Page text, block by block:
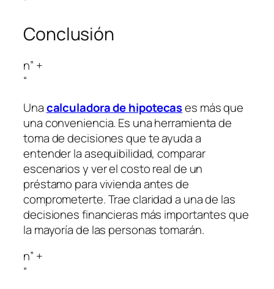
Conclusión
n” +
“
Unacalculadora de hipotecases más que
una conveniencia. Es una herramienta de
toma de decisiones que te ayuda a
entender la asequibilidad, comparar
escenarios y ver el costo real de un
préstamo para vivienda antes de
comprometerte. Trae claridad a una de las
decisiones financieras más importantes que
la mayoría de las personas tomarán.
n” +
“